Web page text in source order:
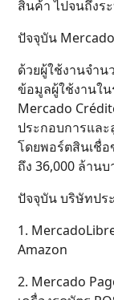
สินค้า ไปจนถึงร
ปัจจุบัน
ด้วยผู้ใช้งานจำ
ข้อมูลผู้ใช้งานใ
Mercado
ประกอบการแล
โดยพอร์ตสินเชื่
ถึง 36,000 ล้านบ
ปัจจุบัน บริษัทปร
1.
Amazon
2. Mercado